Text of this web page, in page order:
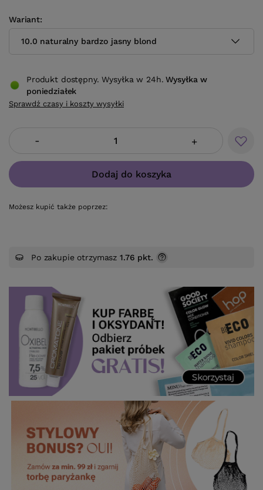
Wariant
10.0 naturalny bardzo jasny blond
- +
Dodaj do koszyka
Możesz kupić także poprzez:
Produkt dostępny. Wysyłka w 24h. Wysyłkaw
poniedziałek
Sprawdź czasy i koszty wysyłki
Po zakupie otrzymasz1.76 pkt.